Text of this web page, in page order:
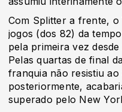
Com Splitter a frente,
jogos (dos 82) da
pela primeira vez
Pelas quartas de final
franquia não resistiu
posteriormente,
superado pelo New